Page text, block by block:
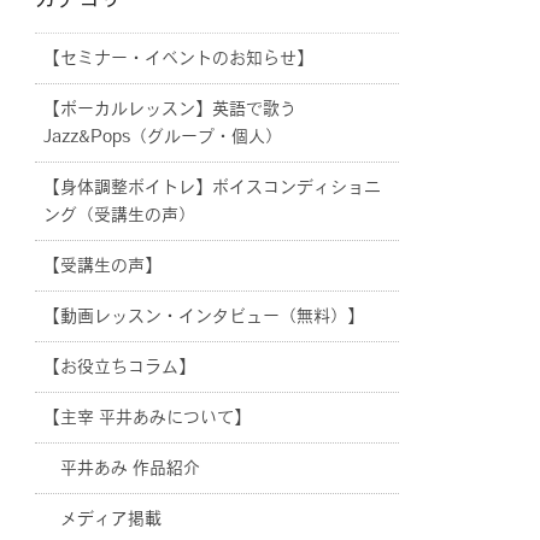
【セミナー・イベントのお知らせ】
【ボーカルレッスン】英語で歌う
Jazz&Pops（グループ・個人）
【身体調整ボイトレ】ボイスコンディショニ
ング（受講生の声）
【受講生の声】
【動画レッスン・インタビュー（無料）】
【お役立ちコラム】
【主宰 平井あみについて】
平井あみ 作品紹介
メディア掲載